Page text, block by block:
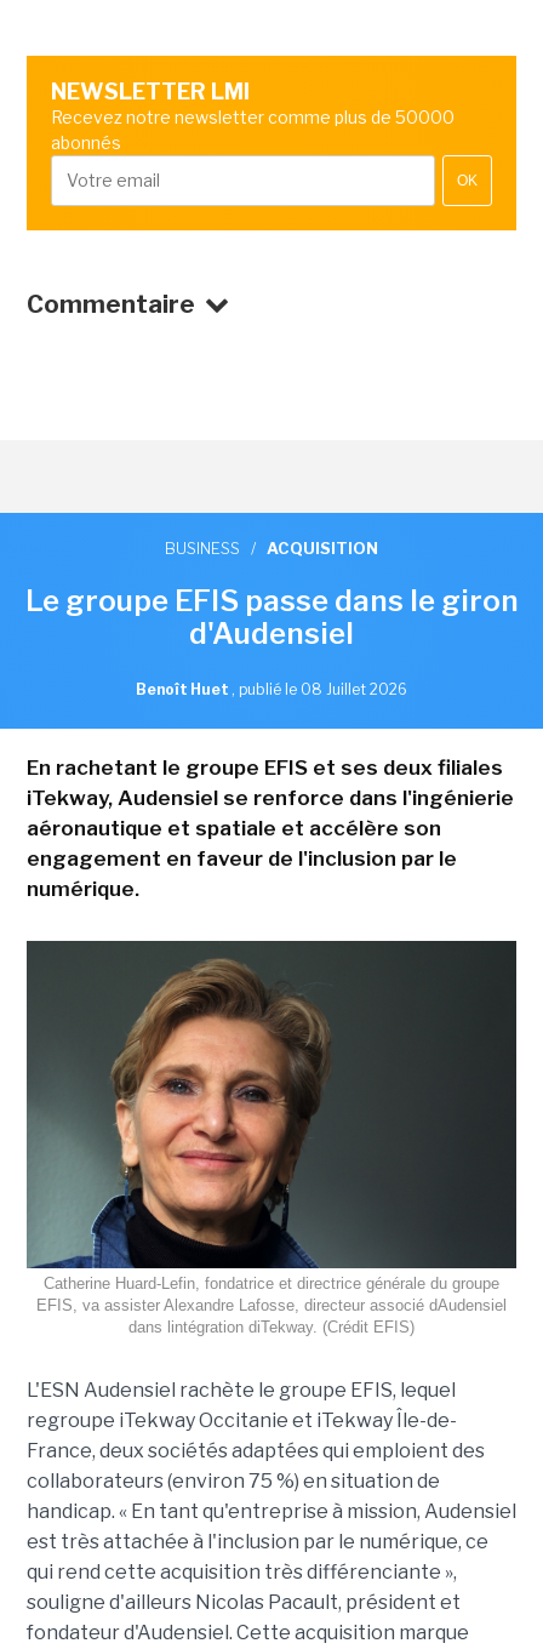
NEWSLETTER LMI
Recevez notre newsletter comme plus de 50000
abonnés
OK
Commentaire
BUSINESS / ACQUISITION
Le groupe EFIS passe dans le giron
d'Audensiel
Benoît Huet , publié le 08 Juillet 2026
En rachetant le groupe EFIS et ses deux filiales
iTekway, Audensiel se renforce dans l'ingénierie
aéronautique et spatiale et accélère son
engagement en faveur de l'inclusion par le
numérique.
Catherine Huard-Lefin, fondatrice et directrice générale du groupe
EFIS, va assister Alexandre Lafosse, directeur associé dAudensiel
dans lintégration diTekway. (Crédit EFIS)
L'ESN Audensiel rachète le groupe EFIS, lequel
regroupe iTekway Occitanie et iTekway Île-de-
France, deux sociétés adaptées qui emploient des
collaborateurs (environ 75 %) en situation de
handicap. « En tant qu'entreprise à mission, Audensiel
est très attachée à l'inclusion par le numérique, ce
qui rend cette acquisition très différenciante »,
souligne d'ailleurs Nicolas Pacault, président et
fondateur d'Audensiel. Cette acquisition marque